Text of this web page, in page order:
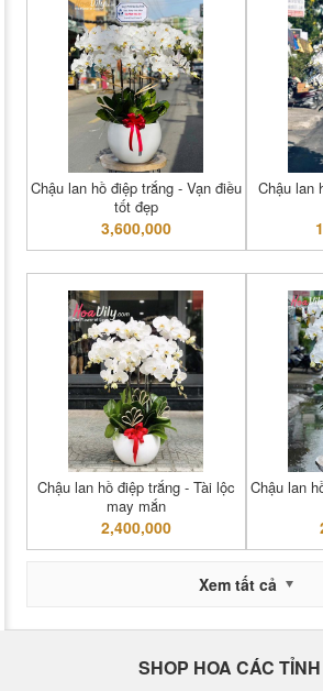
Chậu lan hồ điệp trắng - Vạn điều
tốt đẹp
3,600,000
Chậu lan
Chậu lan hồ điệp trắng - Tài lộc
may mắn
2,400,000
Chậu lan
Xem tất cả
SHOP HOA CÁC TỈNH